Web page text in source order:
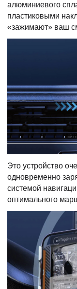
алюминиевого
пластиковыми
«зажимают» ваш
Это устройство
одновременно
системой
оптимального